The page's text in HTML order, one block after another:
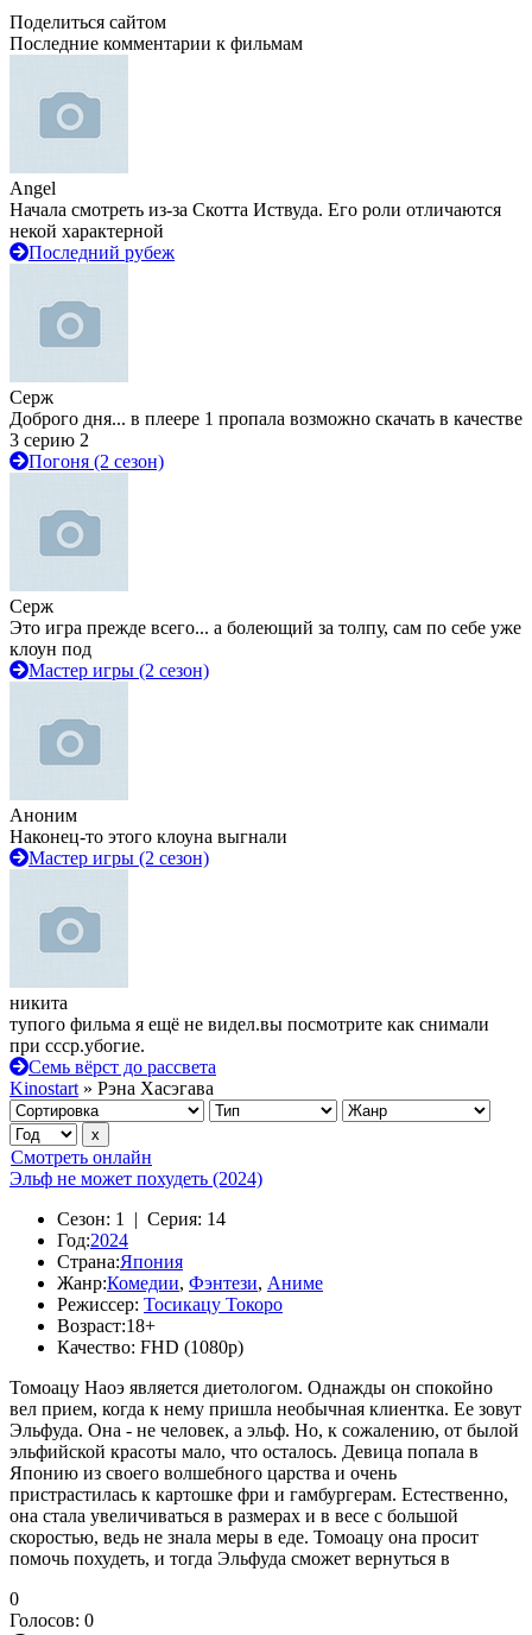
Поделиться сайтом
Последние комментарии к фильмам
Angel
Начала смотреть из-за Скотта Иствуда. Его роли отличаются
некой характерной
Последний рубеж
Серж
Доброго дня... в плеере 1 пропала возможно скачать в качестве
3 серию 2
Погоня (2 сезон)
Серж
Это игра прежде всего... а болеющий за толпу, сам по себе уже
клоун под
Мастер игры (2 сезон)
Аноним
Наконец-то этого клоуна выгнали
Мастер игры (2 сезон)
никита
тупого фильма я ещё не видел.вы посмотрите как снимали
при ссср.убогие.
Семь вёрст до рассвета
Kinostart » Рэна Хасэгава
Смотреть онлайн
Эльф не может похудеть (2024)
Сезон: 1 | Серия: 14
Год:2024
Страна:Япония
Жанр:Комедии, Фэнтези, Аниме
Режиссер: Тосикацу Токоро
Возраст:18+
Качество: FHD (1080p)
Томоацу Наоэ является диетологом. Однажды он спокойно
вел прием, когда к нему пришла необычная клиентка. Ее зовут
Эльфуда. Она - не человек, а эльф. Но, к сожалению, от былой
эльфийской красоты мало, что осталось. Девица попала в
Японию из своего волшебного царства и очень
пристрастилась к картошке фри и гамбургерам. Естественно,
она стала увеличиваться в размерах и в весе с большой
скоростью, ведь не знала меры в еде. Томоацу она просит
помочь похудеть, и тогда Эльфуда сможет вернуться в
0
Голосов: 0